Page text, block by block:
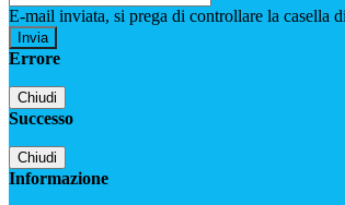
E-mail inviata, si prega di controllare la casella
Errore
Chiudi
Successo
Chiudi
Informazione